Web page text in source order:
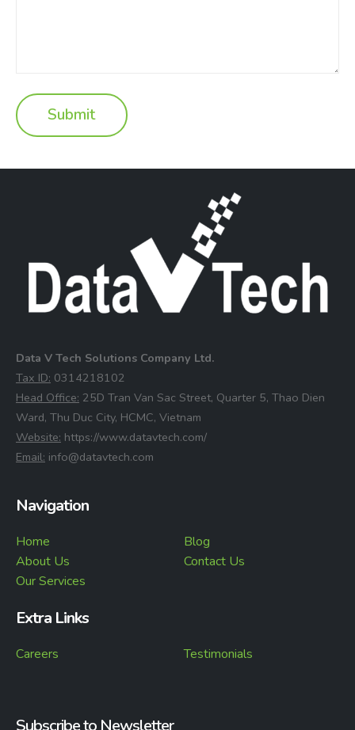
Data V Tech Solutions Company Ltd.
⁠Tax ID: 0314218102
⁠Head Office: 25D Tran Van Sac Street, Quarter 5, Thao Dien
Ward, Thu Duc City, HCMC, Vietnam
⁠Website: https://www.datavtech.com/
⁠Email: info@datavtech.com
Navigation
Home
About Us
Our Services
Blog
Contact Us
Extra Links
Careers Testimonials
Subscribe to Newsletter